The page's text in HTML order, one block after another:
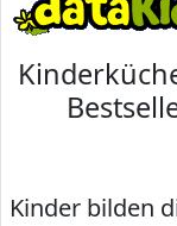
Kinder bilden